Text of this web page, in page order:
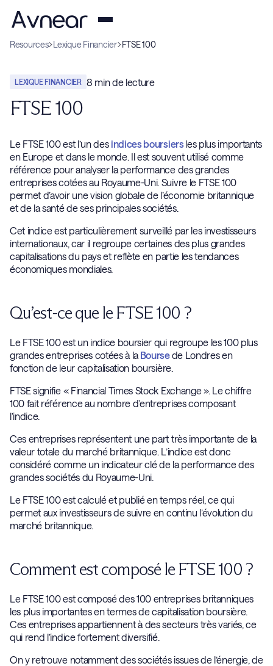
Resources Lexique Financier FTSE 100
LEXIQUE FINANCIER 8 min de lecture
FTSE 100
Le FTSE 100 est l’un desindices boursiersles plus importants
en Europe et dans le monde. Il est souvent utilisé comme
référence pour analyser la performance des grandes
entreprises cotées au Royaume-Uni. Suivre le FTSE 100
permet d’avoir une vision globale de l’économie britannique
et de la santé de ses principales sociétés.
Cet indice est particulièrement surveillé par les investisseurs
internationaux, car il regroupe certaines des plus grandes
capitalisations du pays et reflète en partie les tendances
économiques mondiales.
Qu’est-ce que le FTSE 100 ?
Le FTSE 100 est un indice boursier qui regroupe les 100 plus
grandes entreprises cotées à la Boursede Londres en
fonction de leur capitalisation boursière.
FTSE signifie « Financial Times Stock Exchange ». Le chiffre
100 fait référence au nombre d’entreprises composant
l’indice.
Ces entreprises représentent une part très importante de la
valeur totale du marché britannique. L’indice est donc
considéré comme un indicateur clé de la performance des
grandes sociétés du Royaume-Uni.
Le FTSE 100 est calculé et publié en temps réel, ce qui
permet aux investisseurs de suivre en continu l’évolution du
marché britannique.
Comment est composé le FTSE 100 ?
Le FTSE 100 est composé des 100 entreprises britanniques
les plus importantes en termes de capitalisation boursière.
Ces entreprises appartiennent à des secteurs très variés, ce
qui rend l’indice fortement diversifié.
On y retrouve notamment des sociétés issues de l’énergie, de